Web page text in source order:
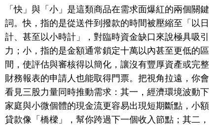
「快」與「小」是這類商品在需求面爆紅的兩個關鍵
詞。快，指的是從送件到撥款的時間被壓縮至「以日
計、甚至以小時計」，對臨時資金缺口來說極具吸引
力；小，指的是金額通常鎖定十萬以內甚至更低的區
間，使評估與審核得以簡化，讓沒有豐厚資產或完整
財務報表的申請人也能取得門票。把視角拉遠，你會
看見三股力量同時推動需求：其一，經濟環境波動下
家庭與小微個體的現金流更容易出現短期斷點，小額
貸款像「橋樑」，幫你跨過下一個收入節點；其二，